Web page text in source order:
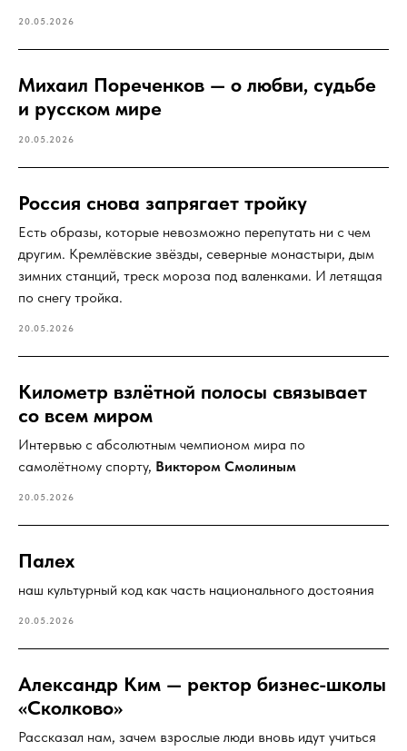
20.05.2026
Михаил Пореченков — о любви, судьбе
и русском мире
20.05.2026
Россия снова запрягает тройку
Есть образы, которые невозможно перепутать ни с чем
другим. Кремлёвские звёзды, северные монастыри, дым
зимних станций, треск мороза под валенками. И летящая
по снегу тройка.
20.05.2026
Километр взлётной полосы связывает
со всем миром
Интервью с абсолютным чемпионом мира по
самолётному спорту, Виктором Смолиным
20.05.2026
Палех
наш культурный код как часть национального достояния
20.05.2026
Александр Ким — ректор бизнес-школы
«Сколково»
Рассказал нам, зачем взрослые люди вновь идут учиться